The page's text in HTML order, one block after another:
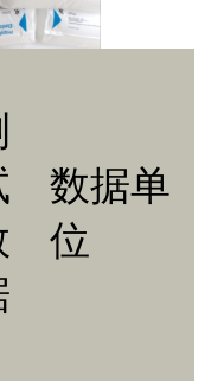
数据单
位